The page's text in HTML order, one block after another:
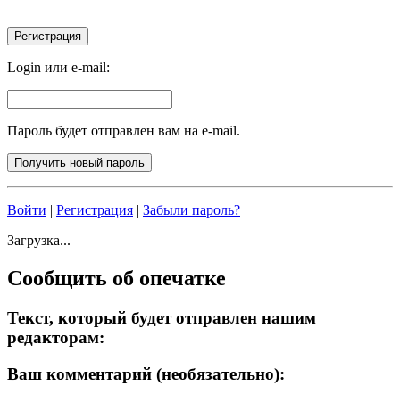
Login или e-mail:
Пароль будет отправлен вам на e-mail.
Войти | Регистрация | Забыли пароль?
Загрузка...
Сообщить об опечатке
Текст, который будет отправлен нашим
редакторам:
Ваш комментарий (необязательно):